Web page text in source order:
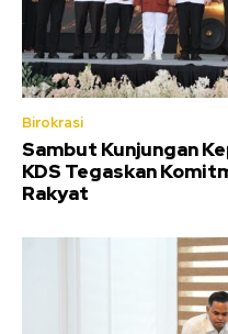
Birokrasi
Sambut Kunjungan
KDS Tegaskan
Rakyat